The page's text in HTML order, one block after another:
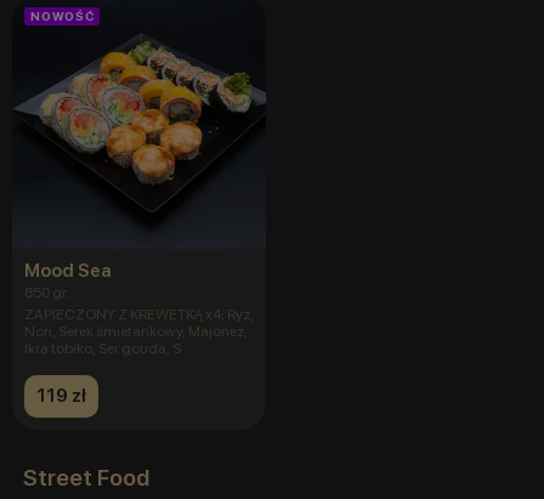
NOWOŚĆ
Mood Sea
850 gr.
ZAPIECZONY Z KREWETKĄ x4: Ryż,
Nori, Serek śmietankowy, Majonez,
Ikra tobiko, Ser gouda, S
119 zł
Street Food